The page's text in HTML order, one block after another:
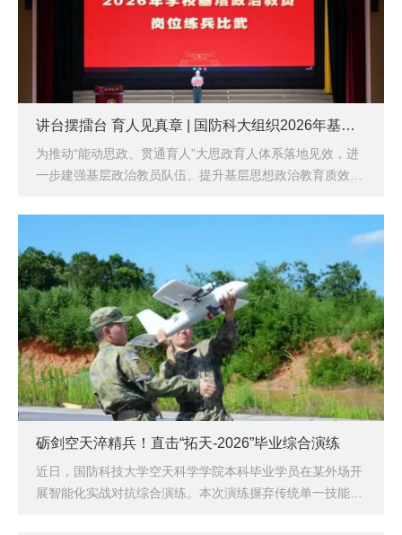
讲台摆擂台 育人见真章 | 国防科大组织2026年基层政治教员岗位练兵比武
为推动“能动思政、贯通育人”大思政育人体系落地见效，进
一步建强基层政治教员队伍、提升基层思想政治教育质效，
教员岗位练兵比武，18名来自教学科研一线、学员管理岗位
的政治教员同台竞技，以“三会一好”为标尺，展开一场立德
树人的实力比拼。
砺剑空天淬精兵！直击“拓天-2026”毕业综合演练
近日，国防科技大学空天科学学院本科毕业学员在某外场开
展智能化实战对抗综合演练。本次演练摒弃传统单一技能考